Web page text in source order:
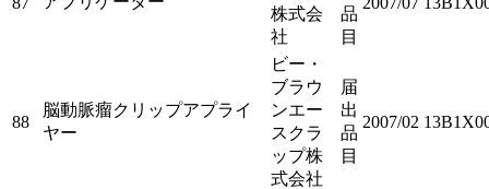
株式会
社
品
目
88
脳動脈瘤クリップアプライ
ヤー
ビー・
ブラウ
ンエー
スクラ
ップ株
式会社
届
出
品
目
2007/02